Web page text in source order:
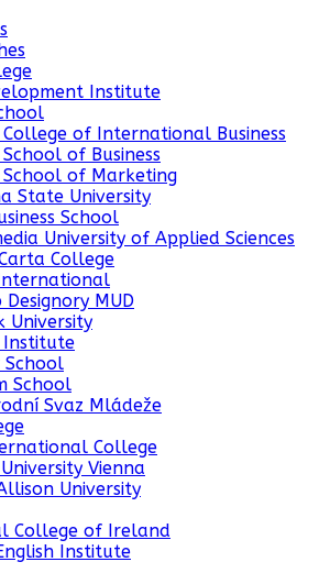
Institute
College of International Business
of Business
School of Marketing
State University
School
University of Applied Sciences
College
Designory MUD
University
Institute
School
School
Svaz Mládeže
College
University Vienna
University
College of Ireland
Institute